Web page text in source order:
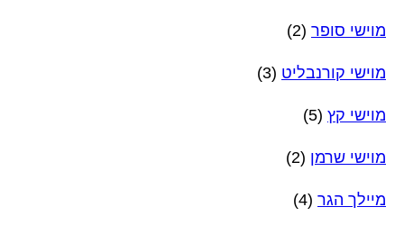
מוישי סופר (2)
מוישי קורנבליט (3)
מוישי קץ (5)
מוישי שרמן (2)
מיילך הגר (4)